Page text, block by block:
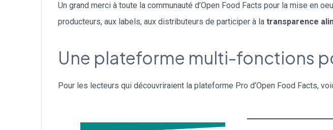
Un grand merci à toute la communauté d’Open Food Facts pour la mise en
producteurs, aux labels, aux distributeurs de participer à latransparence
Une plateforme multi-fonctions
Pour les lecteurs qui découvriraient la plateforme Pro d’Open Food Facts,